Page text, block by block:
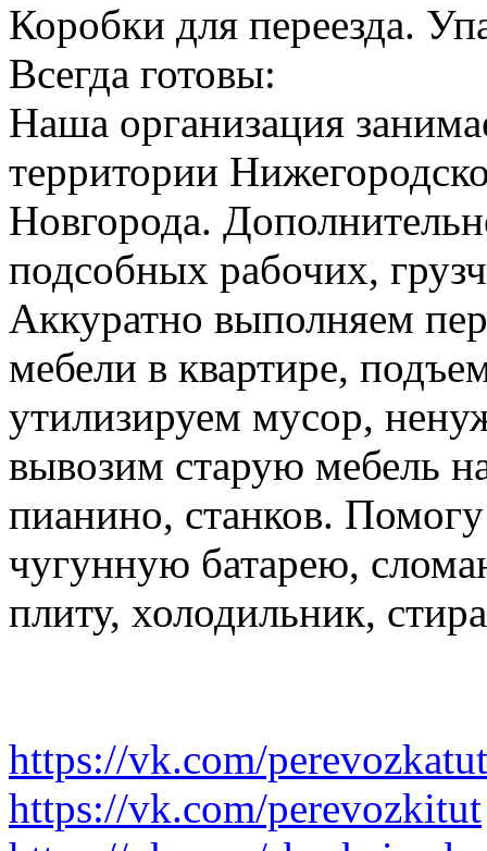
Коробки для переезда.
Всегда готовы:
Наша организация
территории
Новгорода.
подсобных рабочих,
Аккуратно выполняем
мебели в квартире,
утилизируем мусор,
вывозим старую мебель
пианино, станков.
чугунную батарею,
плиту, холодильник,
https://vk.com/perevozkatut
https://vk.com/perevozkitut